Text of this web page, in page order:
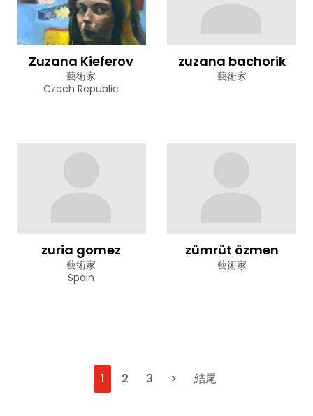
Zuzana Kieferov
藝術家
Czech Republic
zuzana bachorik
藝術家
zuria gomez
藝術家
Spain
zümrüt özmen
藝術家
1 2 3 > 結尾